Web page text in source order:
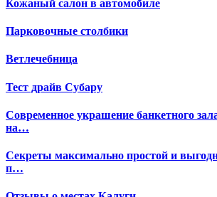
Кожаный салон в автомобиле
Парковочные столбики
Ветлечебница
Тест драйв Субару
Современное украшение банкетного
на…
Секреты максимально простой и
п…